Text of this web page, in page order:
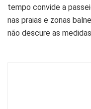
tempo convide a
nas praias e zonas
não descure as